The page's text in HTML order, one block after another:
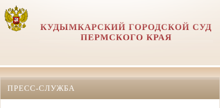
КУДЫМКАРСКИЙ ГОРОДСКОЙ СУД
ПЕРМСКОГО КРАЯ
ПРЕСС-СЛУЖБА